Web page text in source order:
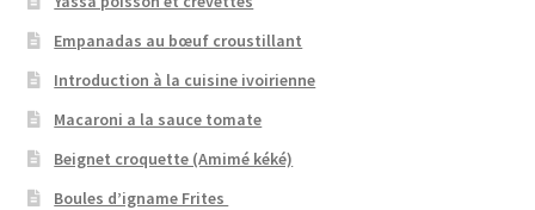
Empanadas au bœuf croustillant
Introduction à la cuisine ivoirienne
Macaroni a la sauce tomate
Beignet croquette (Amimé kéké)
Boules d’igname Frites